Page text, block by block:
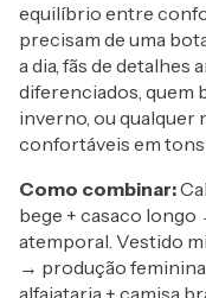
equilíbrio entre
precisam de uma
a dia, fãs de detalhes
diferenciados, quem
inverno, ou qualquer
confortáveis em
Como combinar:
bege + casaco
atemporal. Vestido
→ produção
alfaiataria + camisa